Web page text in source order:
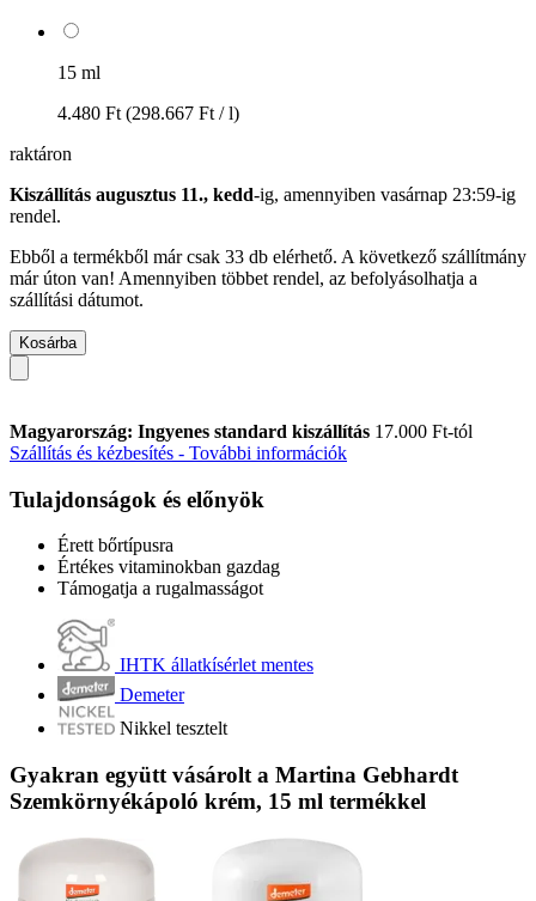
15 ml
4.480 Ft (298.667 Ft / l)
raktáron
Kiszállítás augusztus 11., kedd-ig, amennyiben vasárnap 23:59-ig
rendel.
Ebből a termékből már csak 33 db elérhető. A következő szállítmány
már úton van! Amennyiben többet rendel, az befolyásolhatja a
szállítási dátumot.
Kosárba
Magyarország: Ingyenes standard kiszállítás 17.000 Ft-tól
Szállítás és kézbesítés - További információk
Tulajdonságok és előnyök
Érett bőrtípusra
Értékes vitaminokban gazdag
Támogatja a rugalmasságot
IHTK állatkísérlet mentes
Demeter
Nikkel tesztelt
Gyakran együtt vásárolt a Martina Gebhardt
Szemkörnyékápoló krém, 15 ml termékkel